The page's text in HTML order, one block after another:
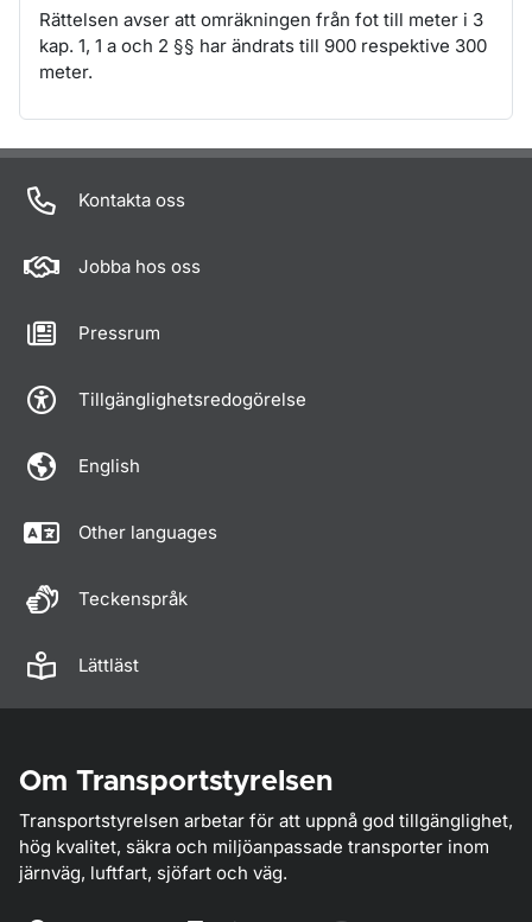
Rättelsen avser att omräkningen från fot till meter i 3
kap. 1, 1 a och 2 §§ har ändrats till 900 respektive 300
meter.
Om sidan
Kontakta oss
Jobba hos oss
Pressrum
Tillgänglighetsredogörelse
English
Other languages
Teckenspråk
Lättläst
Om Transportstyrelsen
Transportstyrelsen arbetar för att uppnå god tillgänglighet,
hög kvalitet, säkra och miljöanpassade transporter inom
järnväg, luftfart, sjöfart och väg.